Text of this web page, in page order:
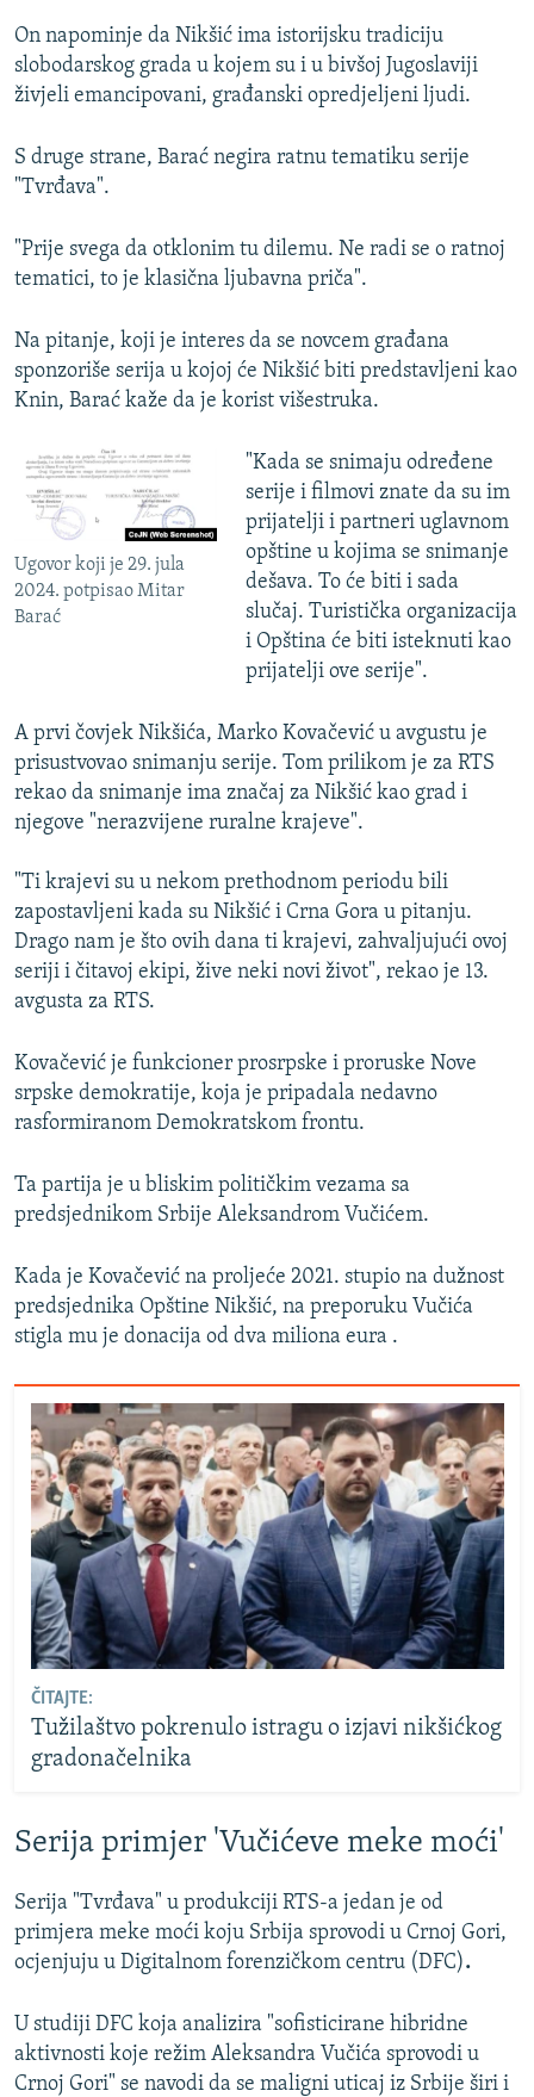
On napominje da Nikšić ima istorijsku tradiciju
slobodarskog grada u kojem su i u bivšoj Jugoslaviji
živjeli emancipovani, građanski opredjeljeni ljudi.
S druge strane, Barać negira ratnu tematiku serije
"Tvrđava".
"Prije svega da otklonim tu dilemu. Ne radi se o ratnoj
tematici, to je klasična ljubavna priča".
Na pitanje, koji je interes da se novcem građana
sponzoriše serija u kojoj će Nikšić biti predstavljeni kao
Knin, Barać kaže da je korist višestruka.
Ugovor koji je 29. jula
2024. potpisao Mitar
Barać
"Kada se snimaju određene
serije i filmovi znate da su im
prijatelji i partneri uglavnom
opštine u kojima se snimanje
dešava. To će biti i sada
slučaj. Turistička organizacija
i Opština će biti isteknuti kao
prijatelji ove serije".
A prvi čovjek Nikšića, Marko Kovačević u avgustu je
prisustvovao snimanju serije. Tom prilikom je za RTS
rekao da snimanje ima značaj za Nikšić kao grad i
njegove "nerazvijene ruralne krajeve".
"Ti krajevi su u nekom prethodnom periodu bili
zapostavljeni kada su Nikšić i Crna Gora u pitanju.
Drago nam je što ovih dana ti krajevi, zahvaljujući ovoj
seriji i čitavoj ekipi, žive neki novi život", rekao je 13.
avgusta za RTS.
Kovačević je funkcioner prosrpske i proruske Nove
srpske demokratije, koja je pripadala nedavno
rasformiranom Demokratskom frontu.
Ta partija je u bliskim političkim vezama sa
predsjednikom Srbije Aleksandrom Vučićem.
Kada je Kovačević na proljeće 2021. stupio na dužnost
predsjednika Opštine Nikšić, na preporuku Vučića
stigla mu je donacija od dva miliona eura .
ČITAJTE:
Tužilaštvo pokrenulo istragu o izjavi nikšićkog
gradonačelnika
Serija primjer 'Vučićeve meke moći'
Serija "Tvrđava" u produkciji RTS-a jedan je od
primjera meke moći koju Srbija sprovodi u Crnoj Gori,
ocjenjuju u Digitalnom forenzičkom centru (DFC).
U studiji DFC koja analizira "sofisticirane hibridne
aktivnosti koje režim Aleksandra Vučića sprovodi u
Crnoj Gori" se navodi da se maligni uticaj iz Srbije širi i